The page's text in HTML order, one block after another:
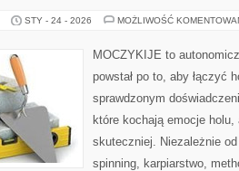
STY - 24 - 2026 MOŻLIWOŚĆ
MOCZYKIJE to
powstał po to, aby łączyć
sprawdzonym
które kochają emocje
skuteczniej. Niezależnie
spinning, karpiarstwo,